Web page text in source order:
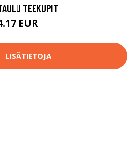
TEEKUPIT
EUR
LISÄTIETOJA